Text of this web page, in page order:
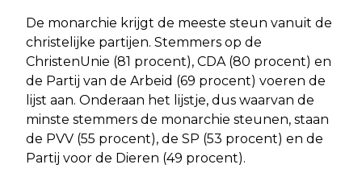
De monarchie krijgt de meeste steun vanuit de
christelijke partijen. Stemmers op de
ChristenUnie (81 procent), CDA (80 procent) en
de Partij van de Arbeid (69 procent) voeren de
lijst aan. Onderaan het lijstje, dus waarvan de
minste stemmers de monarchie steunen, staan
de PVV (55 procent), de SP (53 procent) en de
Partij voor de Dieren (49 procent).